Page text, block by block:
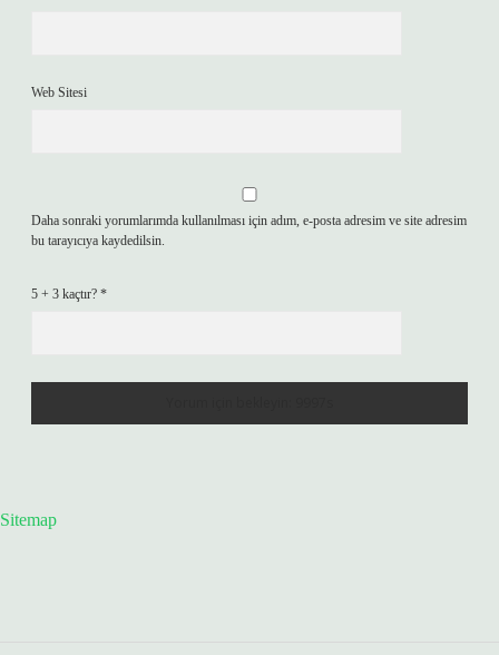
Web Sitesi
Daha sonraki yorumlarımda kullanılması için adım, e-posta adresim ve site adresim
bu tarayıcıya kaydedilsin.
5 + 3 kaçtır? *
Sitemap